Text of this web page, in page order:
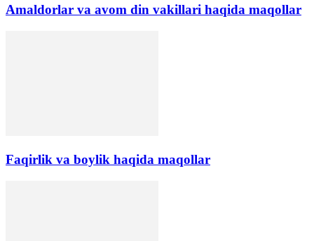
Amaldorlar va avom din vakillari haqida maqollar
Faqirlik va boylik haqida maqollar